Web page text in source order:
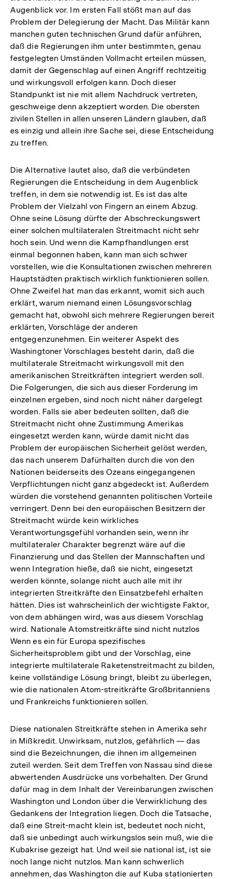
Augenblick vor. Im ersten Fall stößt man auf das
Problem der Delegierung der Macht. Das Militär kann
manchen guten technischen Grund dafür anführen,
daß die Regierungen ihm unter bestimmten, genau
festgelegten Umständen Vollmacht erteilen müssen,
damit der Gegenschlag auf einen Angriff rechtzeitig
und wirkungsvoll erfolgen kann. Doch dieser
Standpunkt ist nie mit allem Nachdruck vertreten,
geschweige denn akzeptiert worden. Die obersten
zivilen Stellen in allen unseren Ländern glauben, daß
es einzig und allein ihre Sache sei, diese Entscheidung
zu treffen.
Die Alternative lautet also, daß die verbündeten
Regierungen die Entscheidung in dem Augenblick
treffen, in dem sie notwendig ist. Es ist das alte
Problem der Vielzahl von Fingern an einem Abzug.
Ohne seine Lösung dürfte der Abschreckungswert
einer solchen multilateralen Streitmacht nicht sehr
hoch sein. Und wenn die Kampfhandlungen erst
einmal begonnen haben, kann man sich schwer
vorstellen, wie die Konsultationen zwischen mehreren
Hauptstädten praktisch wirklich funktionieren sollen.
Ohne Zweifel hat man das erkannt, womit sich auch
erklärt, warum niemand einen Lösungsvorschlag
gemacht hat, obwohl sich mehrere Regierungen bereit
erklärten, Vorschläge der anderen
entgegenzunehmen. Ein weiterer Aspekt des
Washingtoner Vorschlages besteht darin, daß die
multilaterale Streitmacht wirkungsvoll mit den
amerikanischen Streitkräften integriert werden soll.
Die Folgerungen, die sich aus dieser Forderung im
einzelnen ergeben, sind noch nicht näher dargelegt
worden. Falls sie aber bedeuten sollten, daß die
Streitmacht nicht ohne Zustimmung Amerikas
eingesetzt werden kann, würde damit nicht das
Problem der europäischen Sicherheit gelöst werden,
das nach unserem Dafürhalten durch die von den
Nationen beiderseits des Ozeans eingegangenen
Verpflichtungen nicht ganz abgedeckt ist. Außerdem
würden die vorstehend genannten politischen Vorteile
verringert. Denn bei den europäischen Besitzern der
Streitmacht würde kein wirkliches
Verantwortungsgefühl vorhanden sein, wenn ihr
multilateraler Charakter begrenzt wäre auf die
Finanzierung und das Stellen der Mannschaften und
wenn Integration hieße, daß sie nicht, eingesetzt
werden könnte, solange nicht auch alle mit ihr
integrierten Streitkräfte den Einsatzbefehl erhalten
hätten. Dies ist wahrscheinlich der wichtigste Faktor,
von dem abhängen wird, was aus diesem Vorschlag
wird. Nationale Atomstreitkräfte sind nicht nutzlos
Wenn es ein für Europa spezifisches
Sicherheitsproblem gibt und der Vorschlag, eine
integrierte multilaterale Raketenstreitmacht zu bilden,
keine vollständige Lösung bringt, bleibt zu überlegen,
wie die nationalen Atom-streitkräfte Großbritanniens
und Frankreichs funktionieren sollen.
Diese nationalen Streitkräfte stehen in Amerika sehr
in Mißkredit. Unwirksam, nutzlos, gefährlich — das
sind die Bezeichnungen, die ihnen im allgemeinen
zuteil werden. Seit dem Treffen von Nassau sind diese
abwertenden Ausdrücke uns vorbehalten. Der Grund
dafür mag in dem Inhalt der Vereinbarungen zwischen
Washington und London über die Verwirklichung des
Gedankens der Integration liegen. Doch die Tatsache,
daß eine Streit-macht klein ist, bedeutet noch nicht,
daß sie unbedingt auch wirkungslos sein muß, wie die
Kubakrise gezeigt hat. Und weil sie national ist, ist sie
noch lange nicht nutzlos. Man kann schwerlich
annehmen, das Washington die auf Kuba stationierten